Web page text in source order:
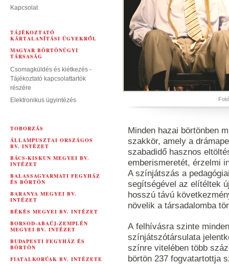
Kapcsolat
TÁJÉKOZTATÓ
KÁRTALANÍTÁSI ÜGYEKRŐL
MAGYAR BÖRTÖNÜGYI
TÁRSASÁG
Csomagküldés és kiétkezés -
Tájékoztató kapcsolattartók
részére
Elektronikus ügyintézés
TOBORZÁS
ÁLLAMPUSZTAI ORSZÁGOS
BV. INTÉZET
BÁCS-KISKUN MEGYEI BV.
INTÉZET
BALASSAGYARMATI FEGYHÁZ
ÉS BÖRTÖN
BARANYA MEGYEI BV.
INTÉZET
BÉKÉS MEGYEI BV. INTÉZET
BORSOD-ABAÚJ-ZEMPLÉN
MEGYEI BV. INTÉZET
BUDAPESTI FEGYHÁZ ÉS
BÖRTÖN
FIATALKORÚAK BV. INTÉZETE
Minden hazai börtönben
szakkör, amely a
szabadidő hasznos
emberismeretét, érzelmi
A színjátszás a
segítségével az elítéltek
hosszú távú
növelik a társadalomba
A felhívásra szinte
színjátszótársulata
színre vitelében több
börtön 237 fogvatartottja